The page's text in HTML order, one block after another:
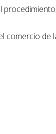
comercio de